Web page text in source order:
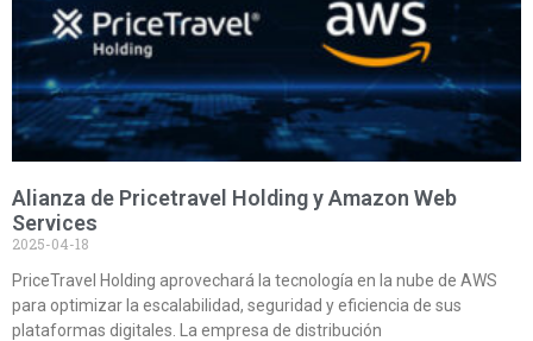
Alianza de Pricetravel Holding y Amazon Web
Services
2025-04-18
PriceTravel Holding aprovechará la tecnología en la nube de AWS
para optimizar la escalabilidad, seguridad y eficiencia de sus
plataformas digitales. La empresa de distribución